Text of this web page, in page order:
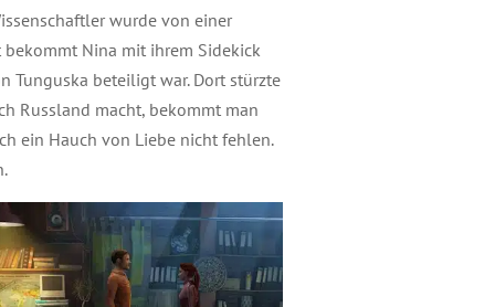
wurde von einer
Nina mit ihrem Sidekick
Tunguska beteiligt war. Dort stürzte
Russland macht, bekommt man
ein Hauch von Liebe nicht fehlen.